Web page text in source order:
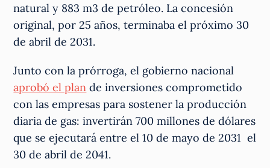
natural y 883 m3 de petróleo. La concesión
original, por 25 años, terminaba el próximo 30
de abril de 2031.
Junto con la prórroga, el gobierno nacional
aprobó el plan de inversiones comprometido
con las empresas para sostener la producción
diaria de gas: invertirán 700 millones de dólares
que se ejecutará entre el 10 de mayo de 2031 el
30 de abril de 2041.